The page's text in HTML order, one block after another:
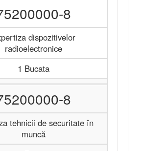
8
dispozitivelor
radioelectronice
1 Bucata
8
tehnicii de securitate în
muncă